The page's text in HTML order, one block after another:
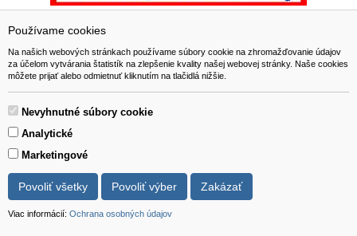
Používame cookies
Na našich webových stránkach používame súbory cookie na zhromažďovanie údajov
za účelom vytvárania štatistík na zlepšenie kvality našej webovej stránky. Naše cookies
môžete prijať alebo odmietnuť kliknutím na tlačidlá nižšie.
Nevyhnutné súbory cookie
Analytické
Marketingové
Povoliť všetky Povoliť výber Zakázať
Viac informácií: Ochrana osobných údajov
Kouzelné klávesy /školička hry na keyboard pro